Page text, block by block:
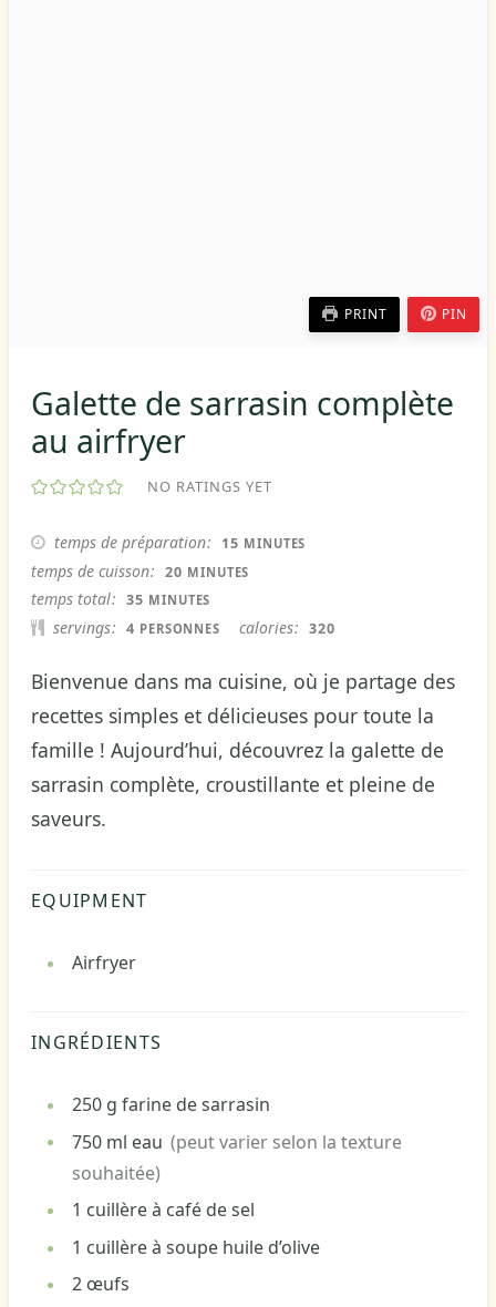
PRINT PIN
Galette de sarrasin complète
au airfryer
NO RATINGS YET
temps de préparation 15 MINUTES
MINUTES
temps de cuisson 20 MINUTES
MINUTES
temps total 35 MINUTES
MINUTES
servings 4 PERSONNES calories 320
Bienvenue dans ma cuisine, où je partage des
recettes simples et délicieuses pour toute la
famille ! Aujourd’hui, découvrez la galette de
sarrasin complète, croustillante et pleine de
saveurs.
EQUIPMENT
Airfryer
INGRÉDIENTS
250 g farine de sarrasin
750 ml eau (peut varier selon la texture
souhaitée)
1 cuillère à café de sel
1 cuillère à soupe huile d’olive
2œufs